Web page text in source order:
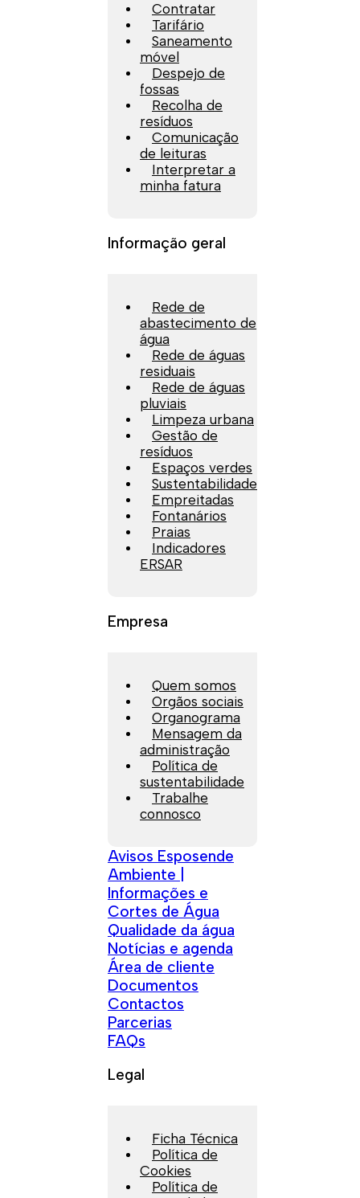
Contratar
Tarifário
Saneamento
móvel
Despejo de
fossas
Recolha de
resíduos
Comunicação
de leituras
Interpretar a
minha fatura
Informação geral
Rede de
abastecimento de
água
Rede de águas
residuais
Rede de águas
pluviais
Limpeza urbana
Gestão de
resíduos
Espaços verdes
Sustentabilidade
Empreitadas
Fontanários
Praias
Indicadores
ERSAR
Empresa
Quem somos
Orgãos sociais
Organograma
Mensagem da
administração
Política de
sustentabilidade
Trabalhe
connosco
Avisos Esposende
Ambiente |
Informações e
Cortes de Água
Qualidade da água
Notícias e agenda
Área de cliente
Documentos
Contactos
Parcerias
FAQs
Legal
Ficha Técnica
Política de
Cookies
Política de